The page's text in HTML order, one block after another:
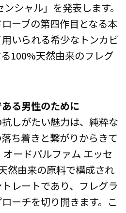
シャル」を発表します。
ーブの第四作目となる本
いられる希少なトンカビ
100%天然由来のフレグ
る男性のために
しがたい魅力は、純粋な
ち着きと繋がりからきて
ードパルファム エッセ
然由来の原料で構成され
レートであり、フレグラ
ーチを切り開きます。こ